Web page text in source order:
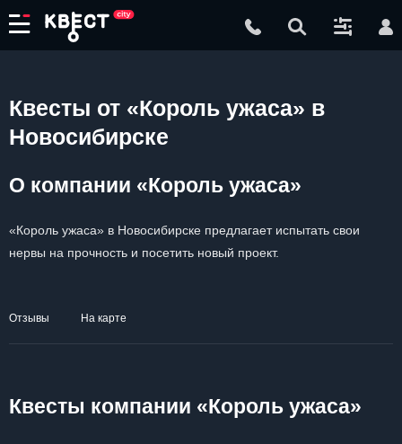
Квесты от «Король ужаса» в
Новосибирске
О компании «Король ужаса»
«Король ужаса» в Новосибирске предлагает испытать свои
нервы на прочность и посетить новый проект.
Отзывы На карте
Квесты компании «Король ужаса»